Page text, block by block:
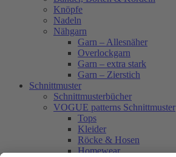
Knöpfe
Nadeln
Nähgarn
Garn – Allesnäher
Overlockgarn
Garn – extra stark
Garn – Zierstich
Schnittmuster
Schnittmusterbücher
VOGUE patterns Schnittmuster
Tops
Kleider
Röcke & Hosen
Homewear